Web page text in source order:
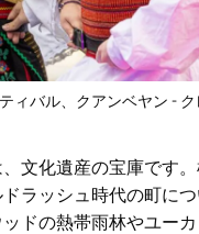
ィバル、クアンベヤン -
、文化遺産の宝庫です
ラッシュ時代の町につ
ドの熱帯雨林やユー